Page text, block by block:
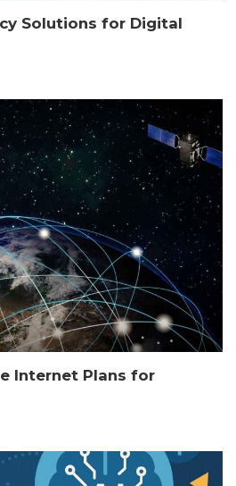
Solutions for Digital
Internet Plans for